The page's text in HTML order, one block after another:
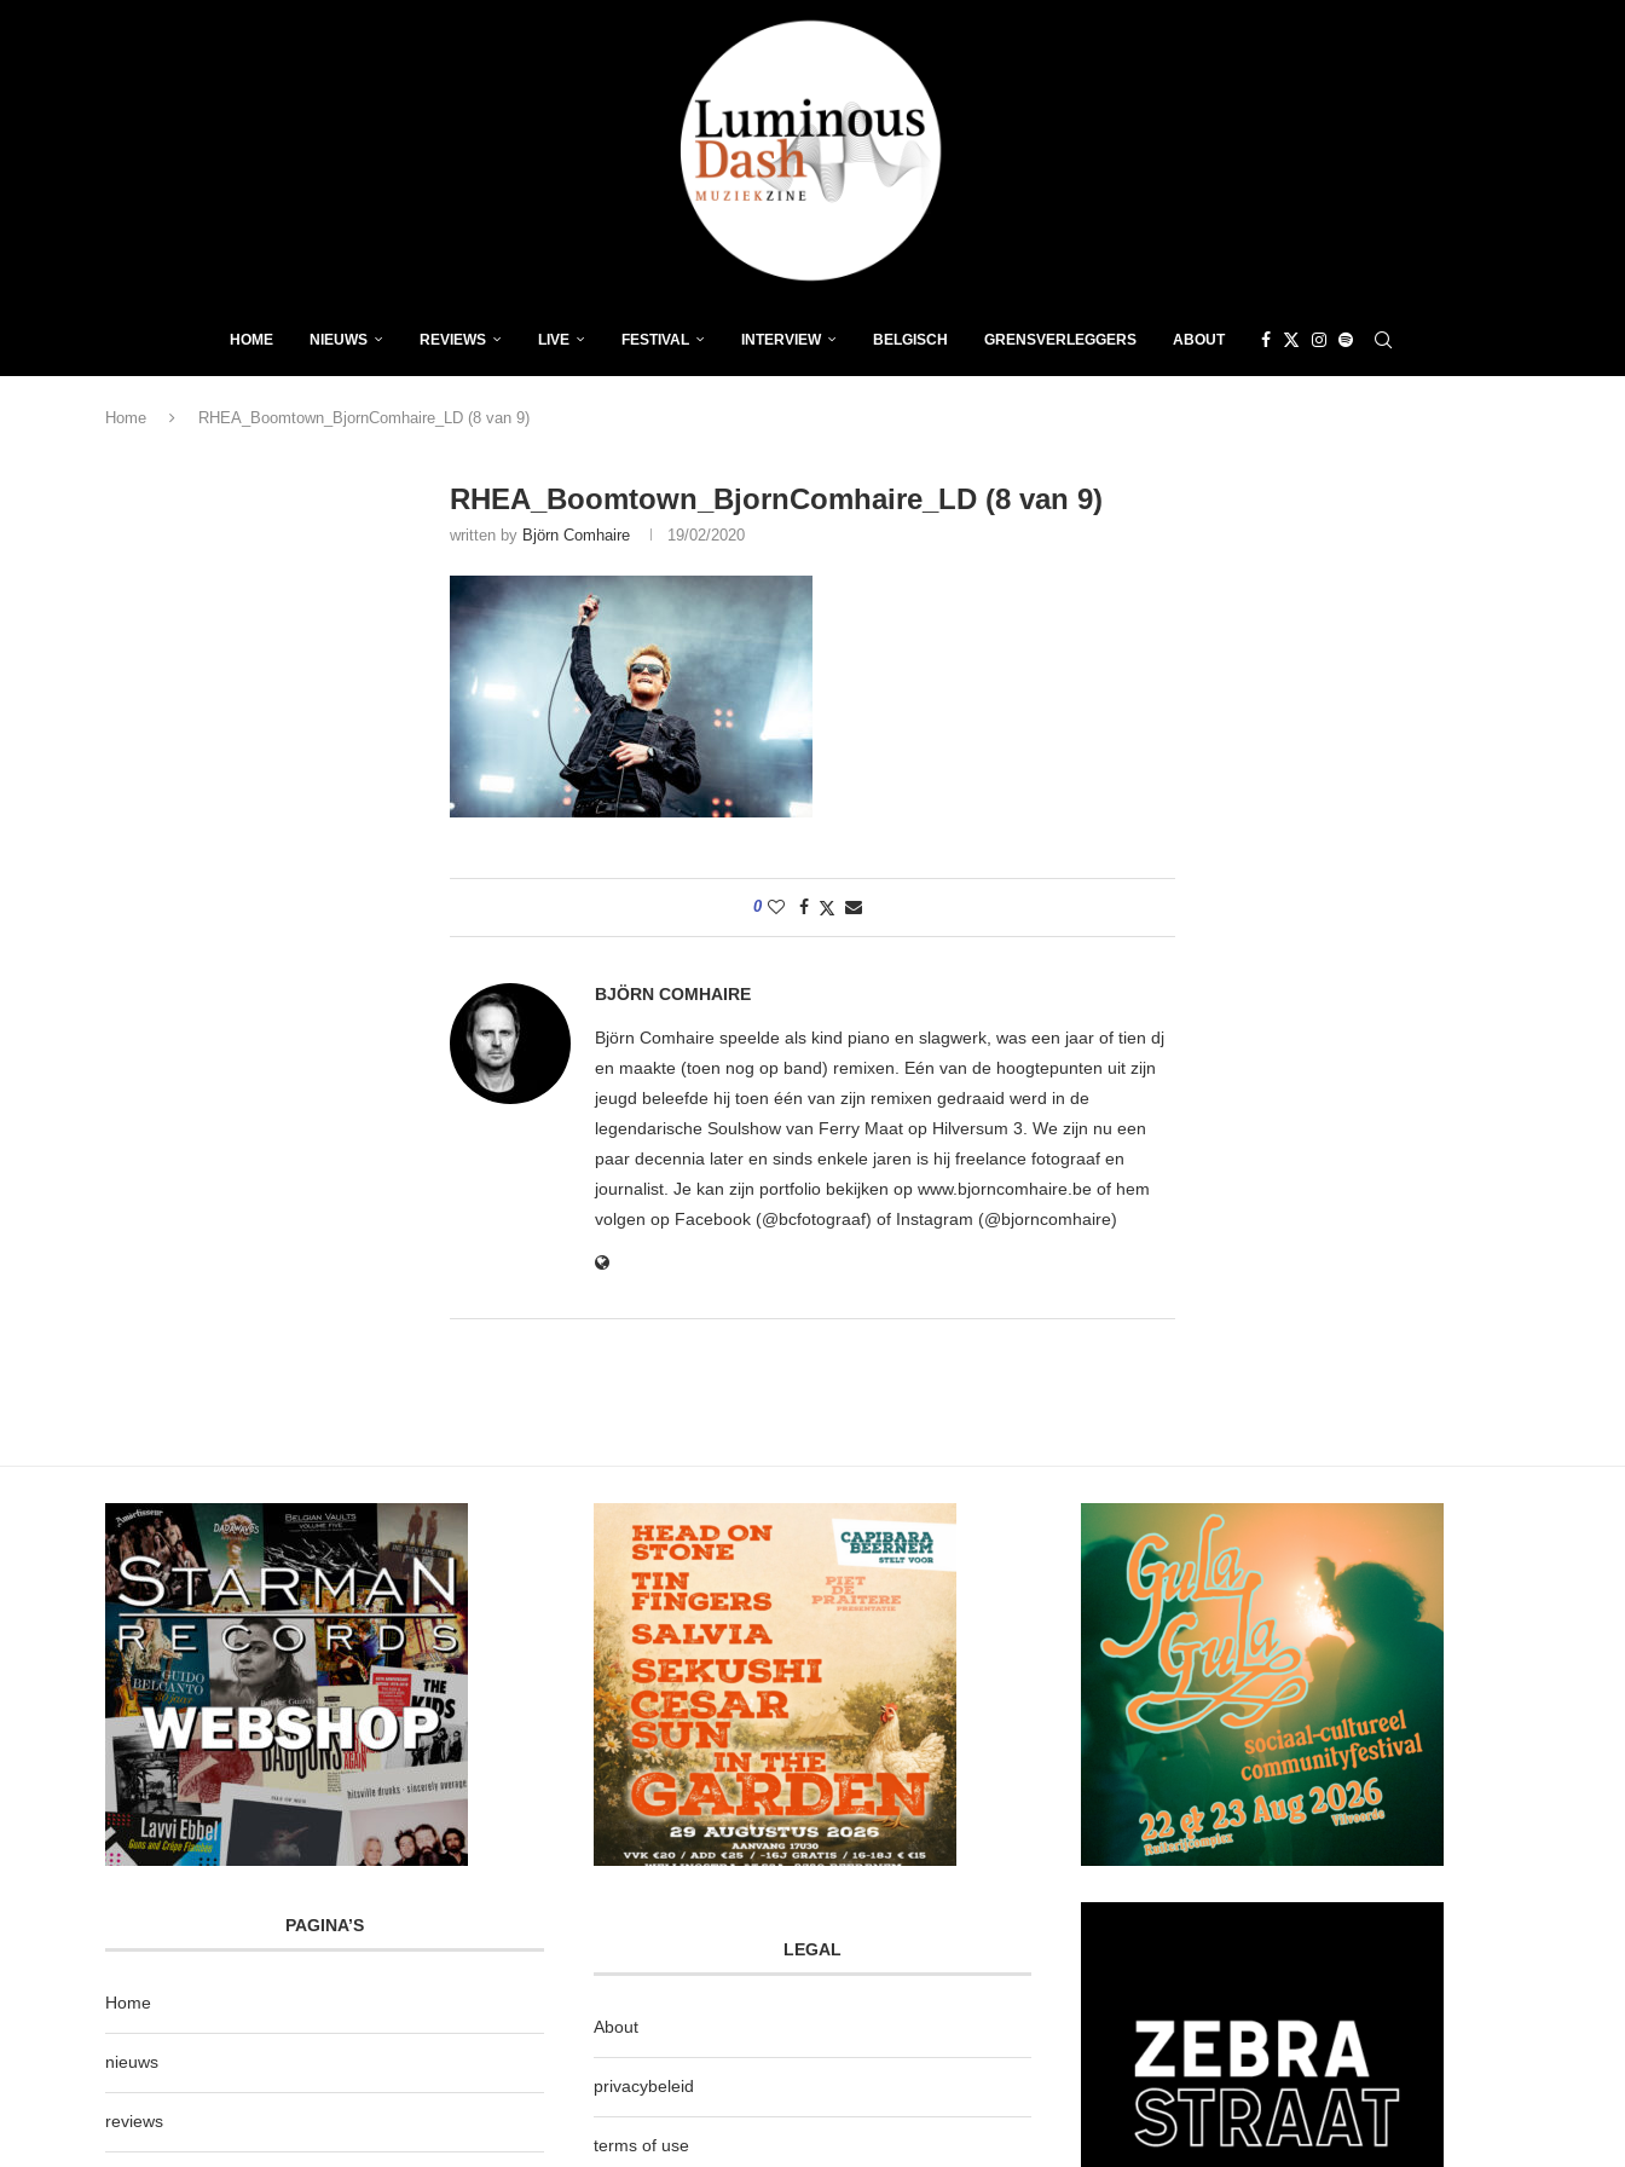
HOME NIEUWS REVIEWS LIVE FESTIVAL INTERVIEW BELGISCH GRENSVERLEGGERS ABOUT
Home RHEA_Boomtown_BjornComhaire_LD (8 van 9)
RHEA_Boomtown_BjornComhaire_LD (8 van 9)
written by Björn Comhaire 19/02/2020
0
BJÖRN COMHAIRE
Björn Comhaire speelde als kind piano en slagwerk, was een jaar of tien dj
en maakte (toen nog op band) remixen. Eén van de hoogtepunten uit zijn
jeugd beleefde hij toen één van zijn remixen gedraaid werd in de
legendarische Soulshow van Ferry Maat op Hilversum 3. We zijn nu een
paar decennia later en sinds enkele jaren is hij freelance fotograaf en
journalist. Je kan zijn portfolio bekijken op www.bjorncomhaire.be of hem
volgen op Facebook (@bcfotograaf) of Instagram (@bjorncomhaire)
PAGINA’S
Home
nieuws
reviews
LEGAL
About
privacybeleid
terms of use